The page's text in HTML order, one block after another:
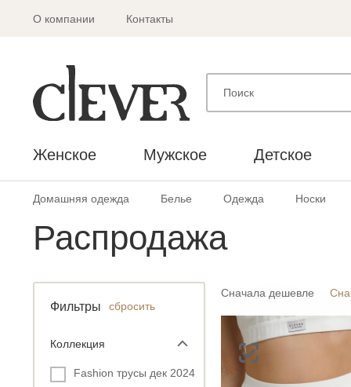
О компании Контакты
Женское Мужское Детское
Домашняя одежда Белье Одежда Носки
Распродажа
Фильтры сбросить
Коллекция
Fashion трусы дек 2024
Сначала дешевле